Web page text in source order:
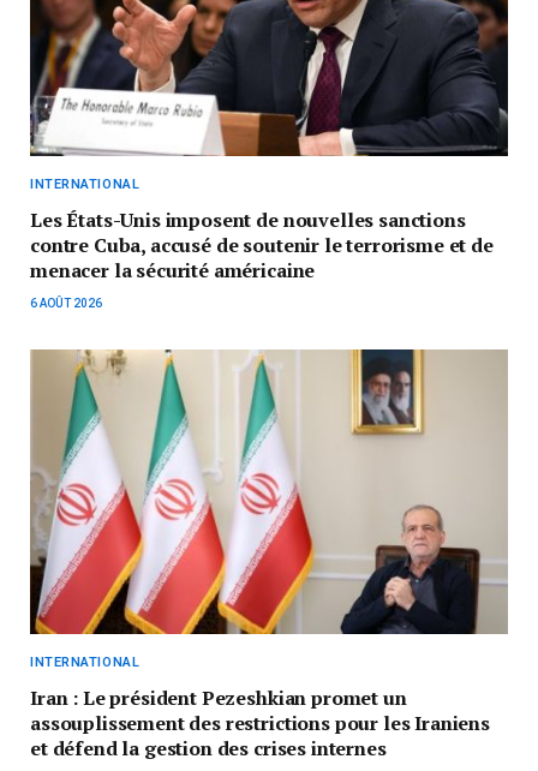
INTERNATIONAL
Les États-Unis imposent de nouvelles sanctions
contre Cuba, accusé de soutenir le terrorisme et de
menacer la sécurité américaine
6 AOÛT 2026
INTERNATIONAL
Iran : Le président Pezeshkian promet un
assouplissement des restrictions pour les Iraniens
et défend la gestion des crises internes